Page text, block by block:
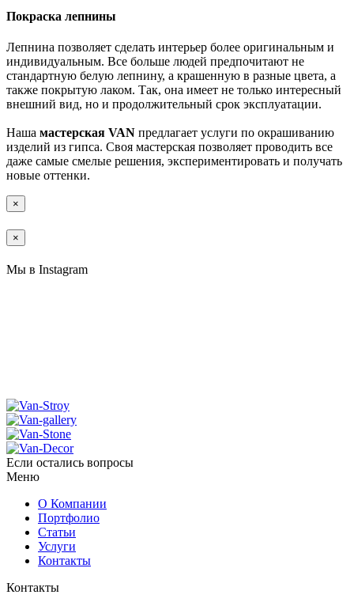
Покраска лепнины
Лепнина позволяет сделать интерьер более оригинальным и
индивидуальным. Все больше людей предпочитают не
стандартную белую лепнину, а крашенную в разные цвета, а
также покрытую лаком. Так, она имеет не только интересный
внешний вид, но и продолжительный срок эксплуатации.
Наша мастерская VAN предлагает услуги по окрашиванию
изделий из гипса. Своя мастерская позволяет проводить все
даже самые смелые решения, экспериментировать и получать
новые оттенки.
×
×
Мы в Instagram
Если остались вопросы
Меню
О Компании
Портфолио
Статьи
Услуги
Контакты
Контакты